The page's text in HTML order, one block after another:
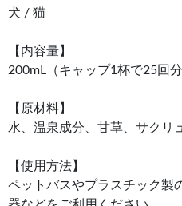
犬 / 猫
【内容量】
200mL（キャップ1杯で25回分
【原材料】
水、温泉成分、甘草、サクリ
【使用方法】
ペットバスやプラスチック製